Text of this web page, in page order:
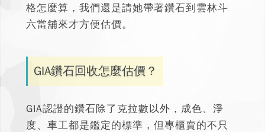
格怎麼算 ，我們還是請她帶著鑽石到雲林斗
六當舖來才方便估價。
GIA鑽石回收怎麼估價？
GIA認證的鑽石除了克拉數以外，成色、淨
度、車工都是鑑定的標準，但專櫃賣的不只